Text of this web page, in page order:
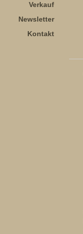
Verkauf
Newsletter
Kontakt